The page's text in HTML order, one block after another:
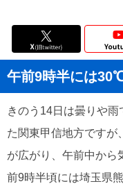
午前9時半には
きのう14日は曇りや
た関東甲信地方ですが
が広がり、午前中から
前9時半頃には埼玉県